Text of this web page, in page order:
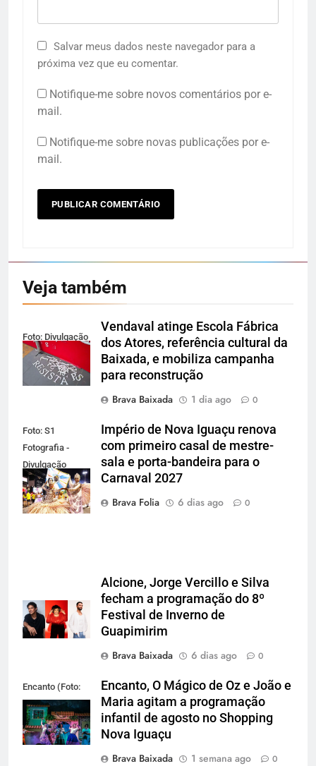
Salvar meus dados neste navegador para a
próxima vez que eu comentar.
Notifique-me sobre novos comentários por e-
mail.
Notifique-me sobre novas publicações por e-
mail.
Veja também
Foto: Divulgação
Vendaval atinge Escola Fábrica
dos Atores, referência cultural da
Baixada, e mobiliza campanha
para reconstrução
Brava Baixada
1 dia ago 0
Foto: S1
Fotografia -
Divulgação
Gardel
Assessoria
Império de Nova Iguaçu renova
com primeiro casal de mestre-
sala e porta-bandeira para o
Carnaval 2027
Brava Folia
6 dias ago 0
Alcione, Jorge Vercillo e Silva
fecham a programação do 8º
Festival de Inverno de
Guapimirim
Brava Baixada
6 dias ago 0
Encanto (Foto:
Divulgação)
Encanto, O Mágico de Oz e João e
Maria agitam a programação
infantil de agosto no Shopping
Nova Iguaçu
Brava Baixada
1 semana ago 0